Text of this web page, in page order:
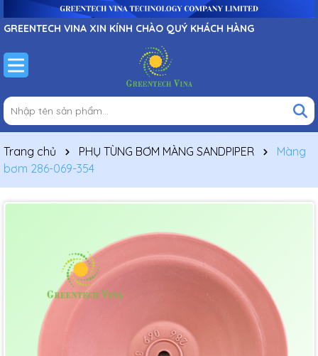
GREENTECH VINA XIN KÍNH CHÀO QUÝ KHÁCH HÀNG
Trang chủ PHỤ TÙNG BƠM MÀNG SANDPIPER
Màng
bơm 286-069-354